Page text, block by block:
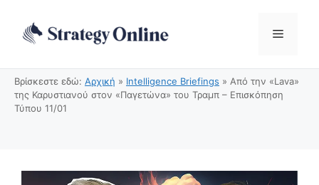
περιεχόμενο
Μενού
Βρίσκεστε εδώ: Αρχική » Intelligence Briefings » Από την «Lava»
της Καρυστιανού στον «Παγετώνα» του Τραμπ – Επισκόπηση
Τύπου 11/01